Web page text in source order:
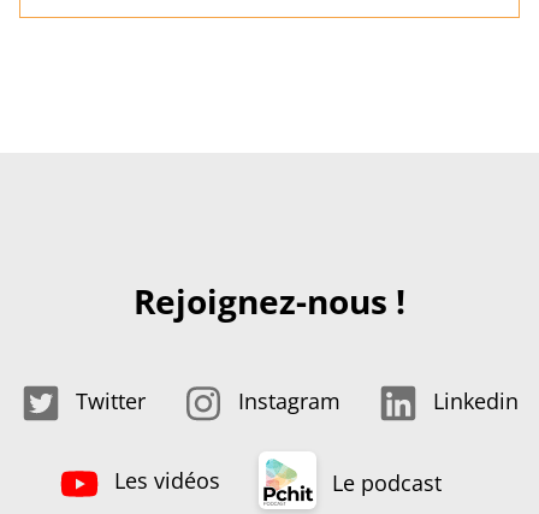
Rejoignez-nous !
Twitter Instagram Linkedin
Les vidéos Le podcast